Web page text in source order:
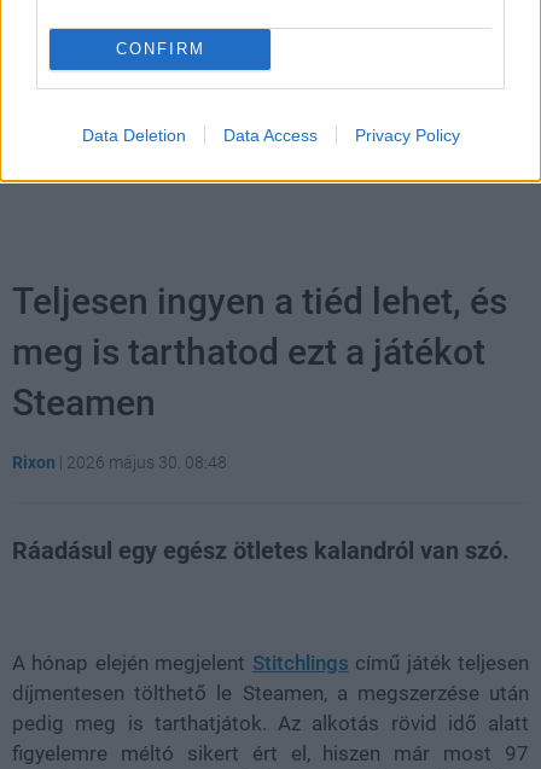
CONFIRM
Data Deletion Data Access Privacy Policy
#the witcher 4
Teljesen ingyen a tiéd lehet, és
meg is tarthatod ezt a játékot
Steamen
Rixon | 2026 május 30. 08:48
Ráadásul egy egész ötletes kalandról van szó.
A hónap elején megjelent Stitchlings című játék teljesen
díjmentesen tölthető le Steamen, a megszerzése után
pedig meg is tarthatjátok. Az alkotás rövid idő alatt
figyelemre méltó sikert ért el, hiszen már most 97